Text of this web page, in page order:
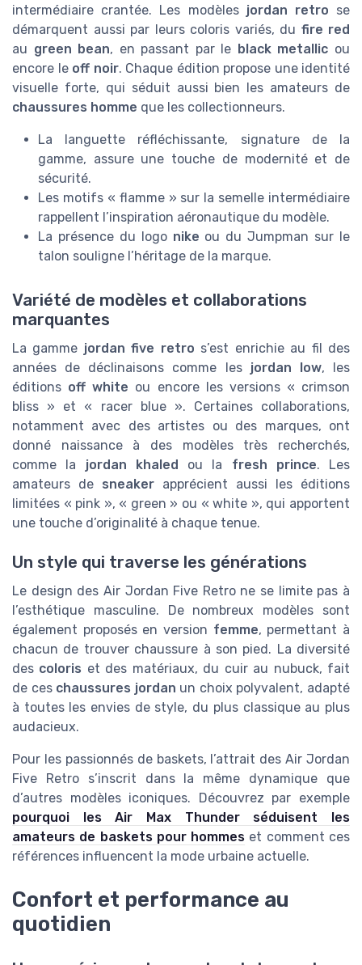
intermédiaire crantée. Les modèles jordan retro se
démarquent aussi par leurs coloris variés, du fire red
au green bean, en passant par le black metallic ou
encore le off noir. Chaque édition propose une identité
visuelle forte, qui séduit aussi bien les amateurs de
chaussures homme que les collectionneurs.
La languette réfléchissante, signature de la
gamme, assure une touche de modernité et de
sécurité.
Les motifs « flamme » sur la semelle intermédiaire
rappellent l’inspiration aéronautique du modèle.
La présence du logo nike ou du Jumpman sur le
talon souligne l’héritage de la marque.
Variété de modèles et collaborations
marquantes
La gamme jordan five retro s’est enrichie au fil des
années de déclinaisons comme les jordan low, les
éditions off white ou encore les versions « crimson
bliss » et « racer blue ». Certaines collaborations,
notamment avec des artistes ou des marques, ont
donné naissance à des modèles très recherchés,
comme la jordan khaled ou la fresh prince. Les
amateurs de sneaker apprécient aussi les éditions
limitées « pink », « green » ou « white », qui apportent
une touche d’originalité à chaque tenue.
Un style qui traverse les générations
Le design des Air Jordan Five Retro ne se limite pas à
l’esthétique masculine. De nombreux modèles sont
également proposés en version femme, permettant à
chacun de trouver chaussure à son pied. La diversité
des coloris et des matériaux, du cuir au nubuck, fait
de ces chaussures jordan un choix polyvalent, adapté
à toutes les envies de style, du plus classique au plus
audacieux.
Pour les passionnés de baskets, l’attrait des Air Jordan
Five Retro s’inscrit dans la même dynamique que
d’autres modèles iconiques. Découvrez par exemple
pourquoi les Air Max Thunder séduisent les
amateurs de baskets pour hommes et comment ces
références influencent la mode urbaine actuelle.
Confort et performance au
quotidien